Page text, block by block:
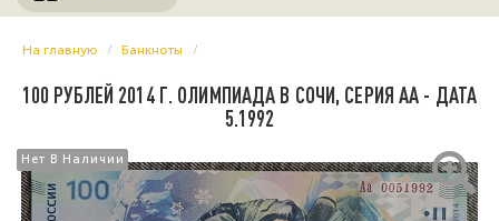
На главную Банкноты
100 РУБЛЕЙ 2014 Г. ОЛИМПИАДА В СОЧИ, СЕРИЯ АА - ДАТА
5.1992
Нет В Наличии
Нет В Наличии